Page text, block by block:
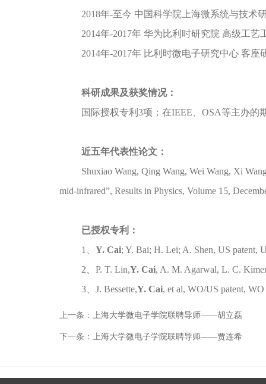
2018年-至今 中国科学院上海微系统与技术
2014年-2017年 华为比利时研究院 高级工艺
2014年-2017年 比利时微电子研究中心 客座
科研成果及获奖情况：
国际授权专利3项；在IEEE、OSA等主办
近五年代表性论文：
Shuxiao Wang, Qing Wang, Wei Wang, Xi
mid-infrared”, Results in Physics, Volume 15,
已授权专利：
1、Y. Cai; Y. Bai; H. Lei; A. Shen, US patent,
2、P. T. Lin,Y. Cai, A. M. Agarwal, L. C.
3、J. Bessette,Y. Cai, et al, WO/US patent,
上一条： 上海大学微电子学院联聘导师——胡立磊
下一条： 上海大学微电子学院联聘导师——贾连希